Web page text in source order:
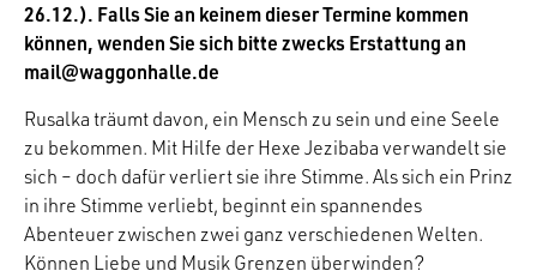
26.12.). Falls Sie an keinem dieser Termine kommen
können, wenden Sie sich bitte zwecks Erstattung an
mail@waggonhalle.de
Rusalka träumt davon, ein Mensch zu sein und eine Seele
zu bekommen. Mit Hilfe der Hexe Jezibaba verwandelt sie
sich – doch dafür verliert sie ihre Stimme. Als sich ein Prinz
in ihre Stimme verliebt, beginnt ein spannendes
Abenteuer zwischen zwei ganz verschiedenen Welten.
Können Liebe und Musik Grenzen überwinden?